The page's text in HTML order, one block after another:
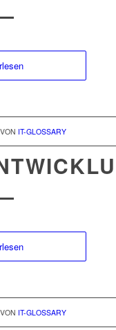
VON IT-GLOSSARY
VON IT-GLOSSARY